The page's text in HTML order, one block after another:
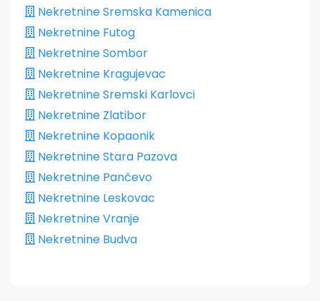
Nekretnine Sremska Kamenica
Nekretnine Futog
Nekretnine Sombor
Nekretnine Kragujevac
Nekretnine Sremski Karlovci
Nekretnine Zlatibor
Nekretnine Kopaonik
Nekretnine Stara Pazova
Nekretnine Pančevo
Nekretnine Leskovac
Nekretnine Vranje
Nekretnine Budva